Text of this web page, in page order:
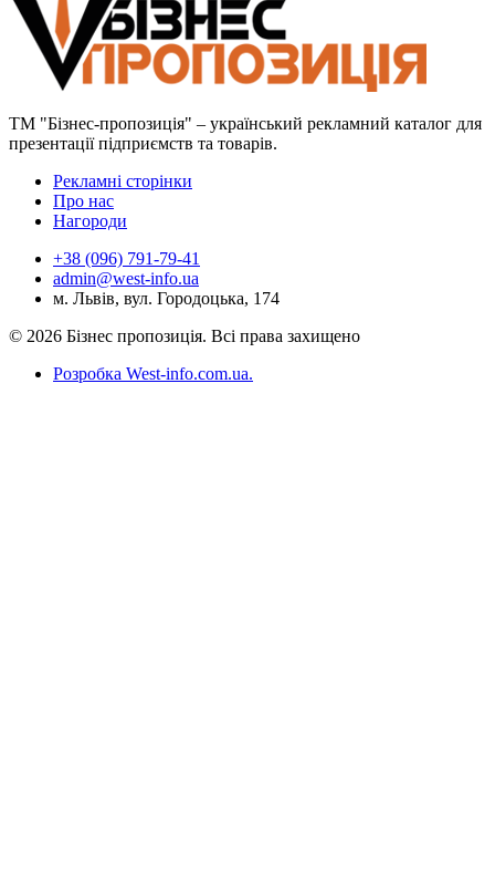
ТМ "Бізнес-пропозиція" – український рекламний каталог для
презентації підприємств та товарів.
Рекламні сторінки
Про нас
Нагороди
+38 (096) 791-79-41
admin@west-info.ua
м. Львів, вул. Городоцька, 174
© 2026 Бізнес пропозиція. Всі права захищено
Розробка West-info.com.ua.